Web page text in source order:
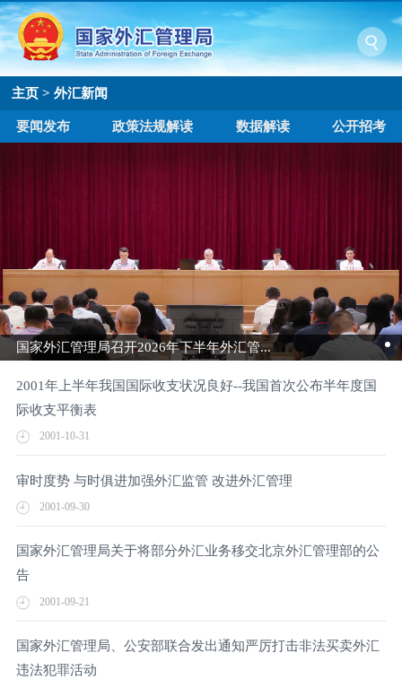
主页 >外汇新闻
要闻发布 政策法规解读 数据解读 公开招考
国家外汇管理局召开2026年下半年外汇管...
2001年上半年我国国际收支状况良好--我国首次公布半年度国
际收支平衡表
2001-10-31
审时度势 与时俱进加强外汇监管 改进外汇管理
2001-09-30
国家外汇管理局关于将部分外汇业务移交北京外汇管理部的公
告
2001-09-21
国家外汇管理局、公安部联合发出通知严厉打击非法买卖外汇
违法犯罪活动